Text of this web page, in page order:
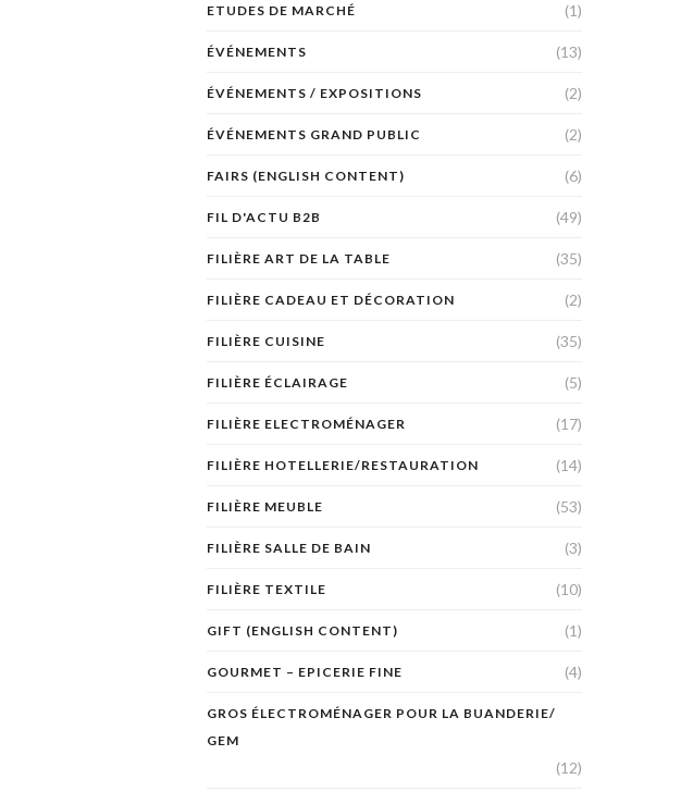
ETUDES DE MARCHÉ (1)
ÉVÉNEMENTS (13)
ÉVÉNEMENTS / EXPOSITIONS (2)
ÉVÉNEMENTS GRAND PUBLIC (2)
FAIRS (ENGLISH CONTENT) (6)
FIL D'ACTU B2B (49)
FILIÈRE ART DE LA TABLE (35)
FILIÈRE CADEAU ET DÉCORATION (2)
FILIÈRE CUISINE (35)
FILIÈRE ÉCLAIRAGE (5)
FILIÈRE ELECTROMÉNAGER (17)
FILIÈRE HOTELLERIE/RESTAURATION (14)
FILIÈRE MEUBLE (53)
FILIÈRE SALLE DE BAIN (3)
FILIÈRE TEXTILE (10)
GIFT (ENGLISH CONTENT) (1)
GOURMET – EPICERIE FINE (4)
GROS ÉLECTROMÉNAGER POUR LA BUANDERIE/
GEM
(12)